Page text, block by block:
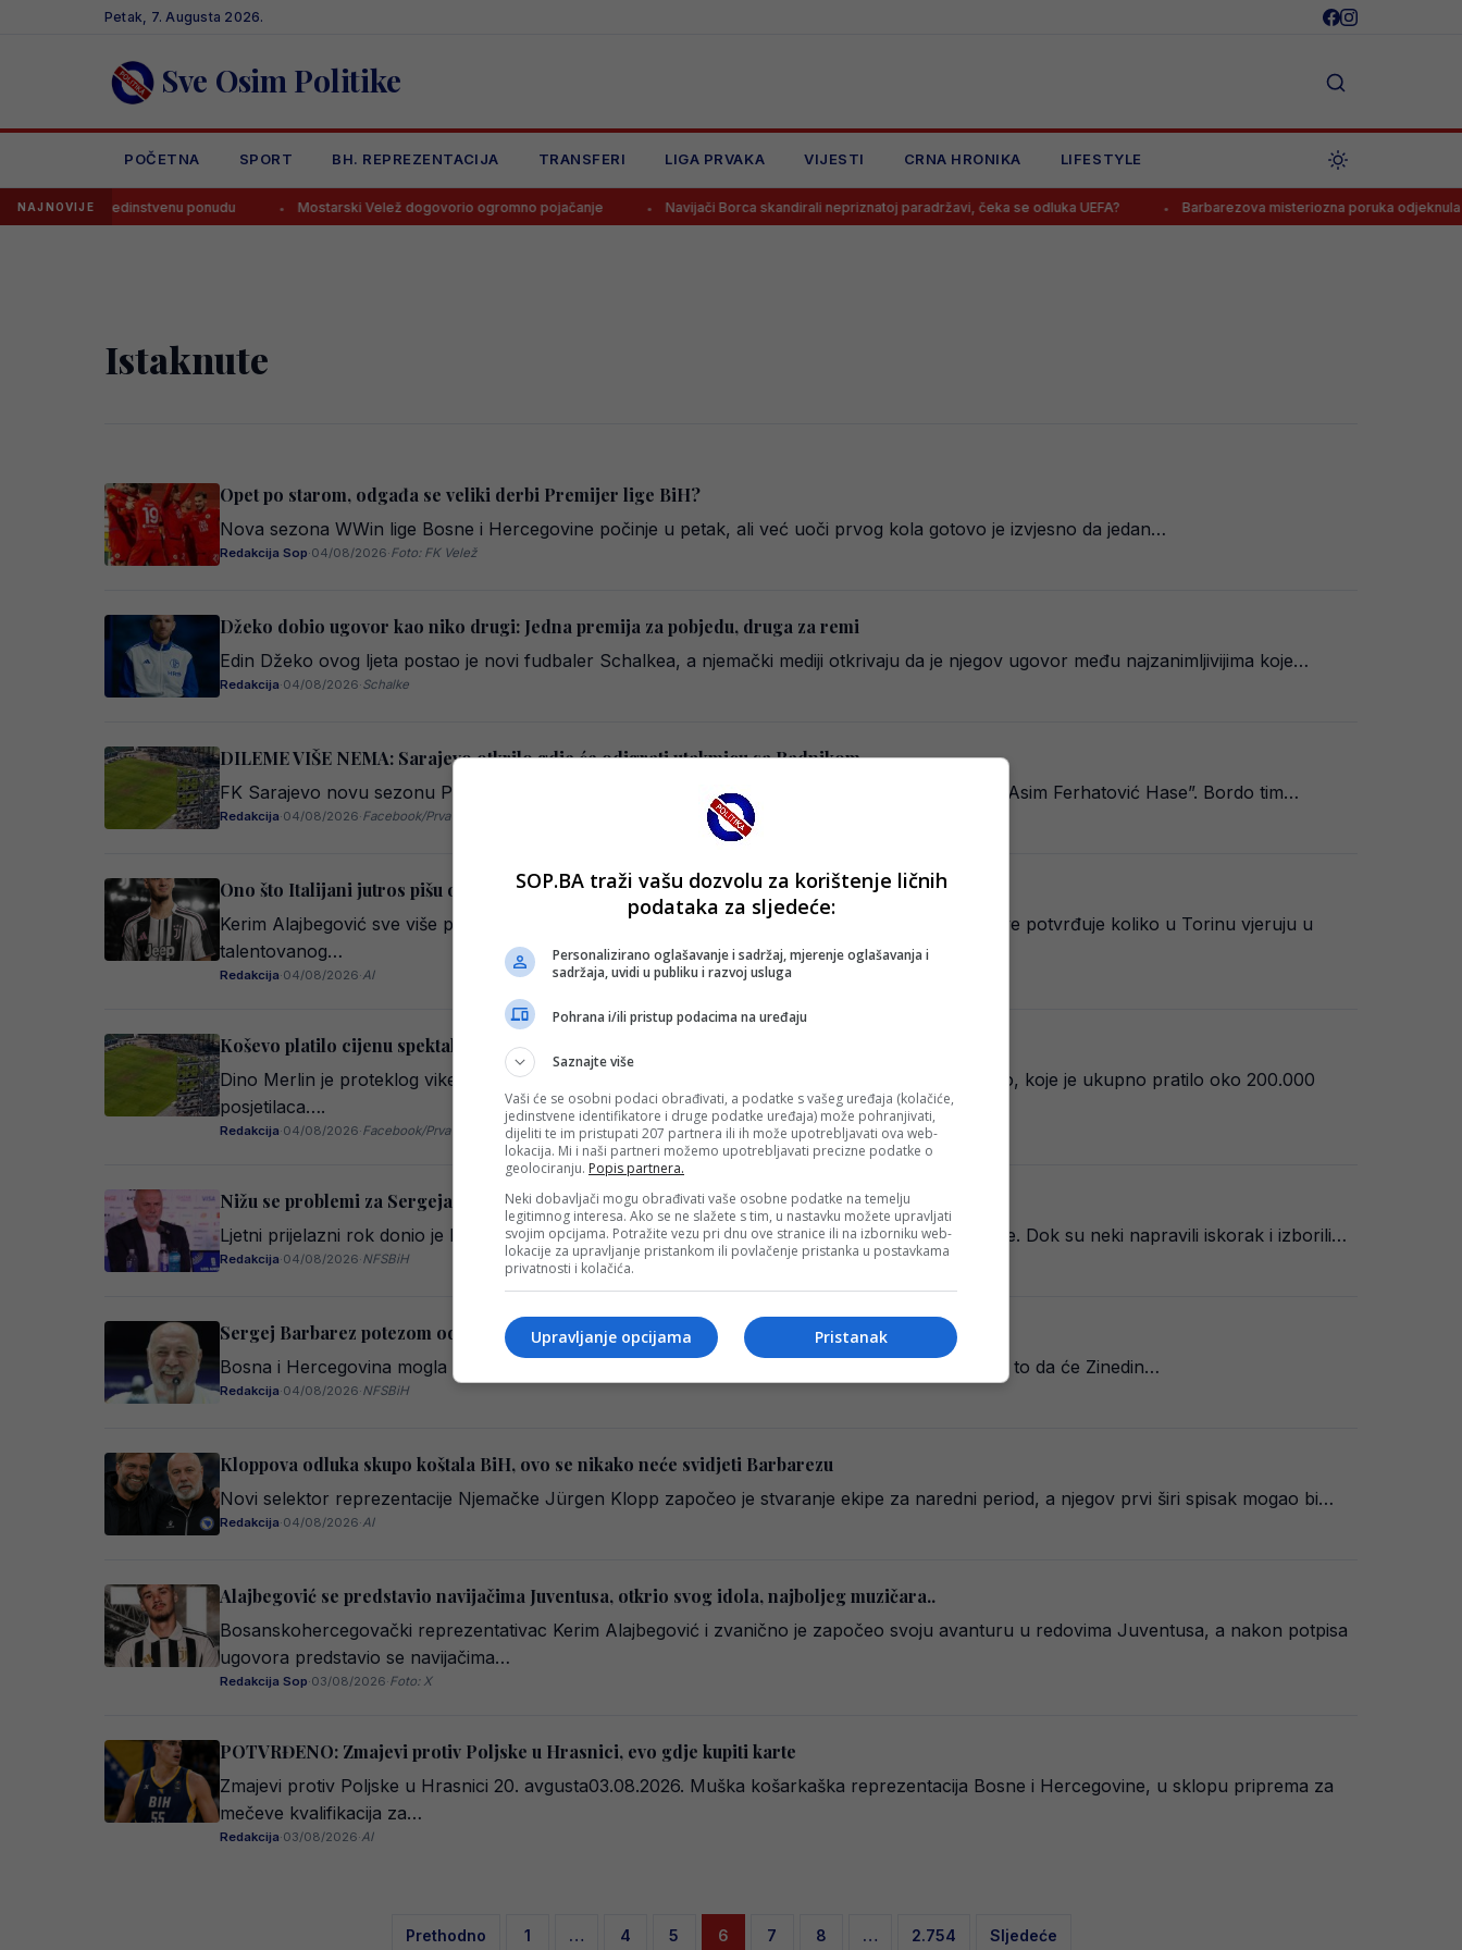
Petak, 7. Augusta 2026.
Sve Osim Politike
POČETNA SPORT BH. REPREZENTACIJA TRANSFERI LIGA PRVAKA VIJESTI CRNA HRONIKA LIFESTYLE
NAJNOVIJE
i iskoristi jedinstvenu ponudu Mostarski Velež dogovorio ogromno pojačanje Navijači Borca skandirali nepriznatoj paradržavi, čeka se odluka UEFA? Barbarezova misteriozna poruka odjeknula
Istaknute
Opet po starom, odgađa se veliki derbi Premijer lige BiH?
Nova sezona WWin lige Bosne i Hercegovine počinje u petak, ali već uoči prvog kola gotovo je izvjesno da jedan…
Redakcija Sop·04/08/2026·Foto: FK Velež
Džeko dobio ugovor kao niko drugi: Jedna premija za pobjedu, druga za remi
Edin Džeko ovog ljeta postao je novi fudbaler Schalkea, a njemački mediji otkrivaju da je njegov ugovor među najzanimljivijima koje…
Redakcija·04/08/2026·Schalke
DILEME VIŠE NEMA: Sarajevo otkrilo gdje će odigrati utakmicu sa Radnikom
FK Sarajevo novu sezonu Premijer lige Bosne i Hercegovine ipak će otvoriti na svom stadionu “Asim Ferhatović Hase”. Bordo tim…
Redakcija·04/08/2026·Facebook/Prva ljubavi 1946
Ono što Italijani jutros pišu o Kerimu Alajbegoviću daje odgovor na pitanje svih pitanja
Kerim Alajbegović sve više privlači pažnju italijanskih medija, a jutrošnje pisanje portala TuttoJuve potvrđuje koliko u Torinu vjeruju u
talentovanog…
Redakcija·04/08/2026·AI
Koševo platilo cijenu spektakla: Travnjak uništen pred početak sezone?
Dino Merlin je proteklog vikenda održao tri uzastopna rasprodana koncerta na stadionu Koševo, koje je ukupno pratilo oko 200.000
posjetilaca….
Redakcija·04/08/2026·Facebook/Prva ljubavi 1946
Nižu se problemi za Sergeja Barbareza na vrlo osjetljivoj poziciji u reprezentaciji BiH
Ljetni prijelazni rok donio je brojne promjene u karijerama reprezentativaca Bosne i Hercegovine. Dok su neki napravili iskorak i izborili…
Redakcija·04/08/2026·NFSBiH
Sergej Barbarez potezom oduševio navijače, veliko pojačanje za Zmajeve
Bosna i Hercegovina mogla bi uskoro dobiti veliko pojačanje u posljednjoj liniji, a sve ukazuje na to da će Zinedin…
Redakcija·04/08/2026·NFSBiH
Kloppova odluka skupo koštala BiH, ovo se nikako neće svidjeti Barbarezu
Novi selektor reprezentacije Njemačke Jürgen Klopp započeo je stvaranje ekipe za naredni period, a njegov prvi širi spisak mogao bi…
Redakcija·04/08/2026·AI
Alajbegović se predstavio navijačima Juventusa, otkrio svog idola, najboljeg muzičara..
Bosanskohercegovački reprezentativac Kerim Alajbegović i zvanično je započeo svoju avanturu u redovima Juventusa, a nakon potpisa
ugovora predstavio se navijačima…
Redakcija Sop·03/08/2026·Foto: X
POTVRĐENO: Zmajevi protiv Poljske u Hrasnici, evo gdje kupiti karte
Zmajevi protiv Poljske u Hrasnici 20. avgusta03.08.2026. Muška košarkaška reprezentacija Bosne i Hercegovine, u sklopu priprema za
mečeve kvalifikacija za…
Redakcija·03/08/2026·AI
Posts
Prethodno 1 … 4 5 6 7 8 … 2.754 Sljedeće
SOP.BA traži vašu dozvolu za korištenje ličnih
podataka za sljedeće:
Personalizirano oglašavanje i sadržaj, mjerenje oglašavanja i
sadržaja, uvidi u publiku i razvoj usluga
Pohrana i/ili pristup podacima na uređaju
Saznajte više
Vaši će se osobni podaci obrađivati, a podatke s vašeg uređaja (kolačiće,
jedinstvene identifikatore i druge podatke uređaja) može pohranjivati,
dijeliti te im pristupati 207 partnera ili ih može upotrebljavati ova web-
lokacija. Mi i naši partneri možemo upotrebljavati precizne podatke o
geolociranju. Popis partnera.
Neki dobavljači mogu obrađivati vaše osobne podatke na temelju
legitimnog interesa. Ako se ne slažete s tim, u nastavku možete upravljati
svojim opcijama. Potražite vezu pri dnu ove stranice ili na izborniku web-
lokacije za upravljanje pristankom ili povlačenje pristanka u postavkama
privatnosti i kolačića.
Pristanak
Upravljanje opcijama